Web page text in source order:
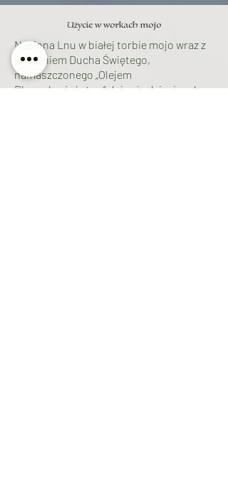
Użycie w workach mojo
Nasiona Lnu w białej torbie mojo wraz z
Korzeniem Ducha Świętego,
namaszczonego „Olejem
Błogosławieństwa” daje się dzieciom by